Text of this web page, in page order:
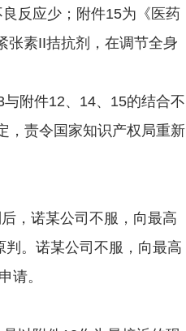
反应少；附件15为《医药
张素II拮抗剂，在调节全身
附件12、14、15的结合不
，责令国家知识产权局重新
，诺某公司不服，向最高
。诺某公司不服，向最高
请。